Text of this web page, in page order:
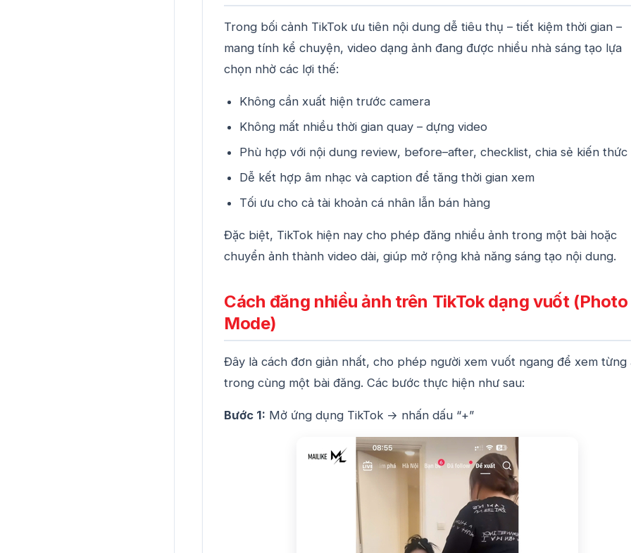
Trong bối cảnh TikTok ưu tiên nội dung dễ tiêu thụ – tiết kiệm thời gian –
mang tính kể chuyện, video dạng ảnh đang được nhiều nhà sáng tạo lựa
chọn nhờ các lợi thế:
Không cần xuất hiện trước camera
Không mất nhiều thời gian quay – dựng video
Phù hợp với nội dung review, before–after, checklist, chia sẻ kiến thức
Dễ kết hợp âm nhạc và caption để tăng thời gian xem
Tối ưu cho cả tài khoản cá nhân lẫn bán hàng
Đặc biệt, TikTok hiện nay cho phép đăng nhiều ảnh trong một bài hoặc
chuyển ảnh thành video dài, giúp mở rộng khả năng sáng tạo nội dung.
Cách đăng nhiều ảnh trên TikTok dạng vuốt (Photo
Mode)
Đây là cách đơn giản nhất, cho phép người xem vuốt ngang để xem từng
trong cùng một bài đăng. Các bước thực hiện như sau:
Bước 1: Mở ứng dụng TikTok → nhấn dấu “+”